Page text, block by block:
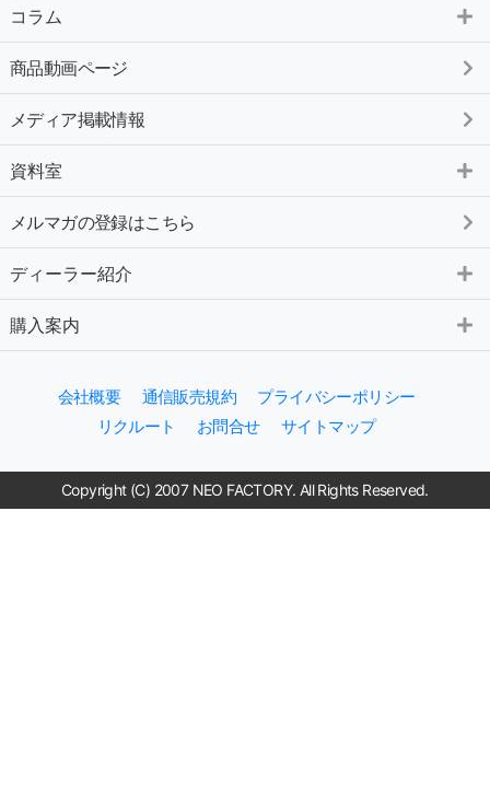
コラム
商品動画ページ
メディア掲載情報
資料室
メルマガの登録はこちら
ディーラー紹介
購入案内
会社概要 通信販売規約
プライバシーポリシー
リクルート
お問合せ サイトマップ
Copyright (C) 2007 NEO FACTORY. All Rights Reserved.